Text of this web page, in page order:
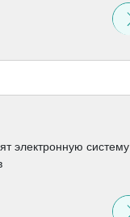
электронную систему